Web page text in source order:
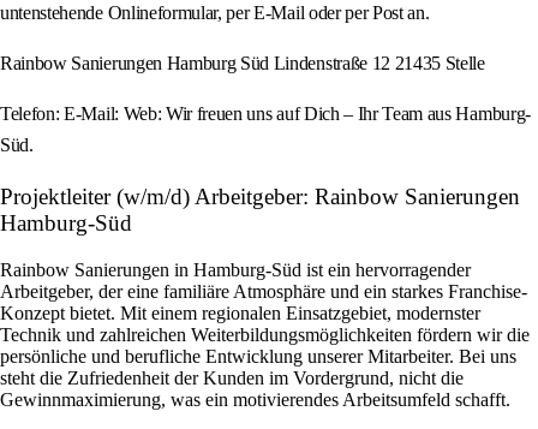
untenstehende Onlineformular, per E-Mail oder per Post an.
Rainbow Sanierungen Hamburg Süd Lindenstraße 12 21435 Stelle
Telefon: E-Mail: Web: Wir freuen uns auf Dich – Ihr Team aus Hamburg-
Süd.
Projektleiter (w/m/d) Arbeitgeber: Rainbow Sanierungen
Hamburg-Süd
Rainbow Sanierungen in Hamburg-Süd ist ein hervorragender
Arbeitgeber, der eine familiäre Atmosphäre und ein starkes Franchise-
Konzept bietet. Mit einem regionalen Einsatzgebiet, modernster
Technik und zahlreichen Weiterbildungsmöglichkeiten fördern wir die
persönliche und berufliche Entwicklung unserer Mitarbeiter. Bei uns
steht die Zufriedenheit der Kunden im Vordergrund, nicht die
Gewinnmaximierung, was ein motivierendes Arbeitsumfeld schafft.